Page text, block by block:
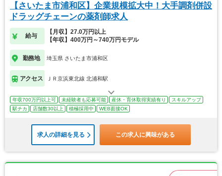
【さいたま市浦和区】企業規模拡大中！大手調剤併設
ドラッグチェーンの薬剤師求人
給与
【月収】27.0万円以上
【年収】400万円～740万円モデル
勤務地 埼玉県 さいたま市浦和区
アクセス ＪＲ京浜東北線 北浦和駅
年収700万円以上可 未経験者も応募可能 産休・育休取得実績有り
スキルアップ
駅チカ
店舗数30以上 積極採用中 WEB面接OK
求人の詳細を見る この求人に興味がある